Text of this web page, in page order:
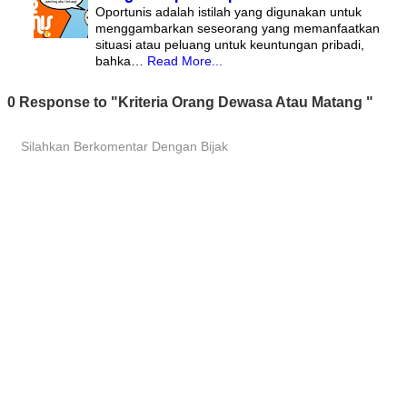
Oportunis adalah istilah yang digunakan untuk
menggambarkan seseorang yang memanfaatkan
situasi atau peluang untuk keuntungan pribadi,
bahka… Read More...
0 Response to "Kriteria Orang Dewasa Atau Matang "
Silahkan Berkomentar Dengan Bijak